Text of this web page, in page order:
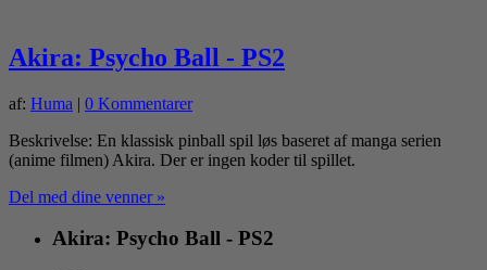
Akira: Psycho Ball - PS2
af: Huma | 0 Kommentarer
Beskrivelse: En klassisk pinball spil løs baseret af manga serien
(anime filmen) Akira. Der er ingen koder til spillet.
Del med dine venner »
Akira: Psycho Ball - PS2